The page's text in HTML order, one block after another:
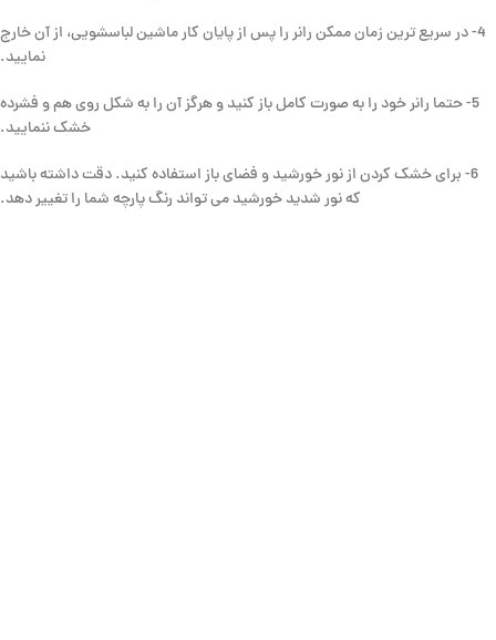
4- در سریع ترین زمان ممکن رانر را پس از پایان کار ماشین لباسشویی، از آن خارج
نمایید.
5- حتما رانر خود را به صورت کامل باز کنید و هرگز آن را به شکل روی هم و فشرده
خشک ننمایید.
6- برای خشک کردن از نور خورشید و فضای باز استفاده کنید. دقت داشته باشید
که نور شدید خورشید می تواند رنگ پارچه شما را تغییر دهد.